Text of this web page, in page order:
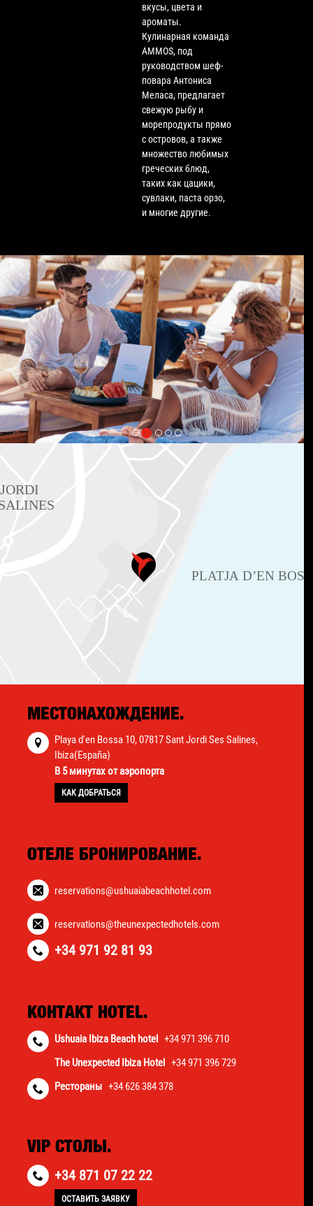
вкусы, цвета и
ароматы.
Кулинарная команда
AMMOS, под
руководством шеф-
повара Антониса
Меласа, предлагает
свежую рыбу и
морепродукты прямо
с островов, а также
множество любимых
греческих блюд,
таких как цацики,
сувлаки, паста орзо,
и многие другие.
МЕСТОНАХОЖДЕНИЕ.
Playa d'en Bossa 10, 07817 Sant Jordi Ses Salines,
Ibiza(España)
В 5 минутах от аэропорта
КАК ДОБРАТЬСЯ
ОТЕЛЕ БРОНИРОВАНИЕ.
reservations@ushuaiabeachhotel.com
reservations@theunexpectedhotels.com
+34 971 92 81 93
КОНТАКТ HOTEL.
Ushuaia Ibiza Beach hotel +34 971 396 710
The Unexpected Ibiza Hotel +34 971 396 729
Рестораны +34 626 384 378
VIP СТОЛЫ.
+34 871 07 22 22
ОСТАВИТЬ ЗАЯВКУ